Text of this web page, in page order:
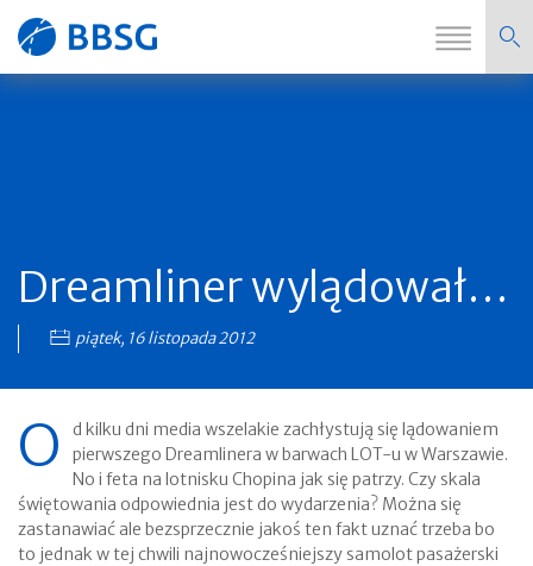
Strona
Dreamliner wylądował…
piątek, 16 listopada 2012
O
d kilku dni media wszelakie zachłystują się lądowaniem
pierwszego Dreamlinera w barwach LOT-u w Warszawie.
No i feta na lotnisku Chopina jak się patrzy. Czy skala
świętowania odpowiednia jest do wydarzenia? Można się
zastanawiać ale bezsprzecznie jakoś ten fakt uznać trzeba bo
to jednak w tej chwili najnowocześniejszy samolot pasażerski